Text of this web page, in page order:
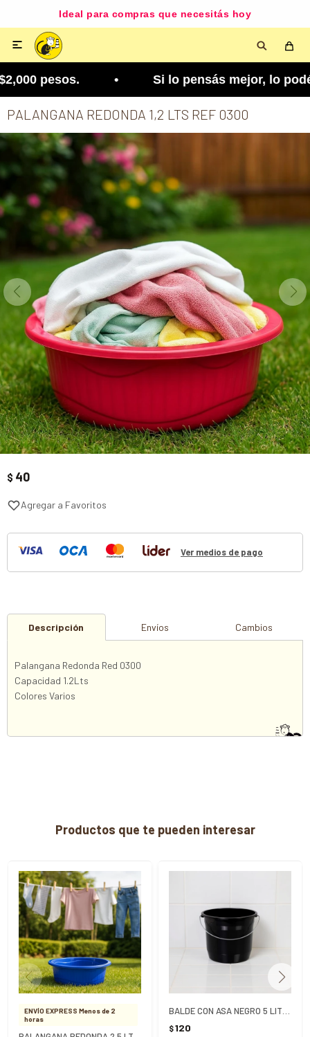
Ideal para compras que necesitás hoy

pesos. • Si lo pensás mejor, lo podés
PALANGANA REDONDA 1,2 LTS REF 0300
$ 40
Ver medios de pago
Descripción Envíos Cambios
Palangana Redonda Red 0300
Capacidad 1.2Lts
Colores Varios
Productos que te pueden interesar
ENVÍO EXPRESS Menos de 2
horas
$120